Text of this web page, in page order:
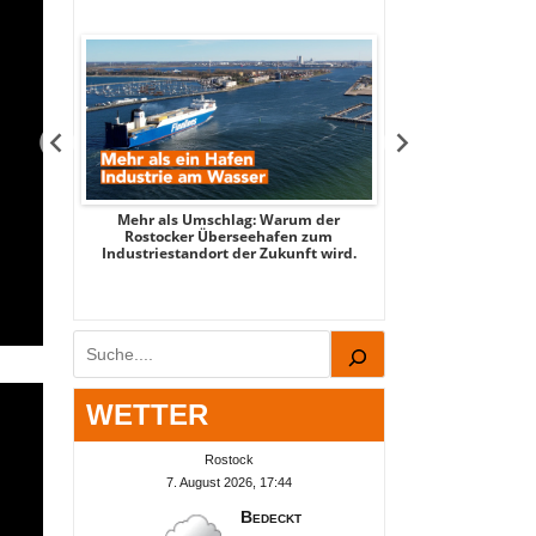
Mehr als Umschlag: Warum der
Rostocker Überseehafen zum
Industriestandort der Zukunft wird.
Suchen
WETTER
Rostock
7. August 2026, 17:44
Bedeckt